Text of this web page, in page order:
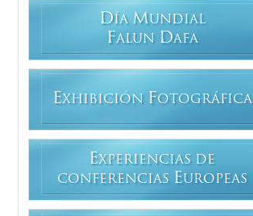
DÍA MUNDIAL
FALUN DAFA
EXHIBICIÓN FOTOGRÁFICA
EXPERIENCIAS DE
CONFERENCIAS EUROPEAS